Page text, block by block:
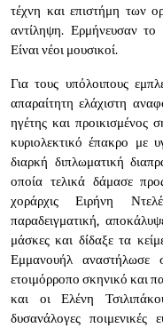
τέχνη και επιστήμη των
αντίληψη. Ερμήνευσαν το
Είναι νέοι μουσικοί.
Για τους υπόλοιπους
απαραίτητη ελάχιστη
ηγέτης και προικισμένος
κυριολεκτικό έπακρο με
διαρκή διπλωματική
οποία τελικά δάμασε
χοράρχις Ειρήνη
παραδειγματική,
μάσκες και δίδαξε τα
Εμμανουήλ
ετοιμόρροπο σκηνικό και
και οι Ελένη
δυσανάλογες